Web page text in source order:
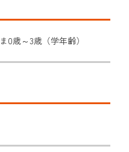
0歳～3歳（学年齢）